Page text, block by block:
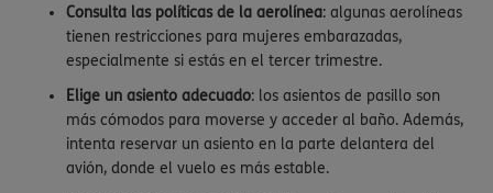
Consulta las políticas de la aerolínea: algunas aerolíneas
tienen restricciones para mujeres embarazadas,
especialmente si estás en el tercer trimestre.
Elige un asiento adecuado: los asientos de pasillo son
más cómodos para moverse y acceder al baño. Además,
intenta reservar un asiento en la parte delantera del
avión, donde el vuelo es más estable.